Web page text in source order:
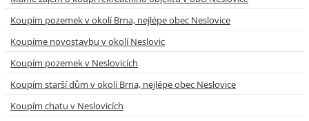
Koupím pozemek v okolí Brna, nejlépe obec Neslovice
Koupíme novostavbu v okolí Neslovic
Koupím pozemek v Neslovicích
Koupím starší dům v okolí Brna, nejlépe obec Neslovice
Koupím chatu v Neslovicích